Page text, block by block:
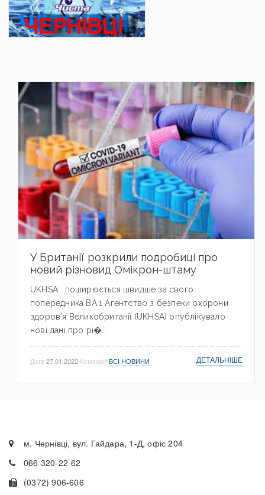
У Британії розкрили подробиці про
новий різновид Омікрон-штаму
UKHSA: поширюється швидше за свого
попередника BA.1 Агентство з безпеки охорони
здоров’я Великобританії (UKHSA) опублікувало
нові дані про рі�...
Дата 27.01.2022 КатегоріяВСІ НОВИНИ ДЕТАЛЬНІШЕ
м. Чернівці, вул. Гайдара, 1-Д, офіс 204
066 320-22-62
(0372) 906-606